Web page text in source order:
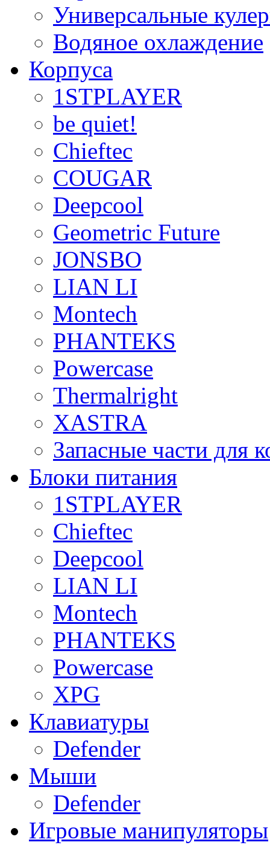
Универсальные
Водяное охлаждение
Корпуса
1STPLAYER
be quiet!
Chieftec
COUGAR
Deepcool
Geometric Future
JONSBO
LIAN LI
Montech
PHANTEKS
Powercase
Thermalright
XASTRA
Запасные части для
Блоки питания
1STPLAYER
Chieftec
Deepcool
LIAN LI
Montech
PHANTEKS
Powercase
XPG
Клавиатуры
Defender
Мыши
Defender
Игровые манипуляторы